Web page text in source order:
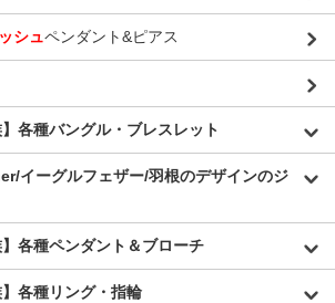
シュペンダント&ピアス
各種バングル・ブレスレット
イーグルフェザー/羽根のデザインのジ
各種ペンダント＆ブローチ
各種リング・指輪